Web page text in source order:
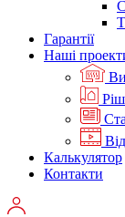
Гарантії
Нашi
Калькулятор
Контакти